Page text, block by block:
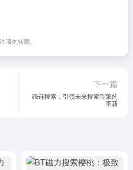
请勿转载。
下一篇
磁链搜索：引领未来搜索引擎的
革新